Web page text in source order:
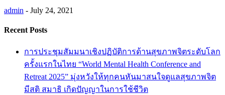
admin - July 24, 2021
Recent Posts
การประชุมสัมมนาเชิงปฏิบัติการด้านสุขภาพจิตระดับโลก
ครั้งแรกในไทย “World Mental Health Conference and
Retreat 2025” มุ่งหวังให้ทุกคนหันมาสนใจดูแลสุขภาพจิต
มีสติ สมาธิ เกิดปัญญาในการใช้ชีวิต